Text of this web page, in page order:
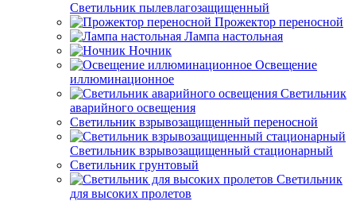
Светильник пылевлагозащищенный
Прожектор переносной
Лампа настольная
Ночник
Освещение
иллюминационное
Светильник
аварийного освещения
Светильник взрывозащищенный переносной
Светильник взрывозащищенный стационарный
Светильник грунтовый
Светильник
для высоких пролетов